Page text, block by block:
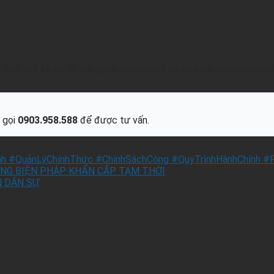
thế ý kiến tư vấn pháp lý cho một hồ sơ hoặc vụ việc cụ thể.
gọi 0903.958.588 để được tư vấn.
#QuảnLýChínhThức #ChínhSáchCông #QuyTrìnhHànhChính
BIỆN PHÁP KHẨN CẤP TẠM THỜI
DÂN SỰ